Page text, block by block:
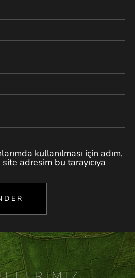
kullanılması için adım,
adresim bu tarayıcıya